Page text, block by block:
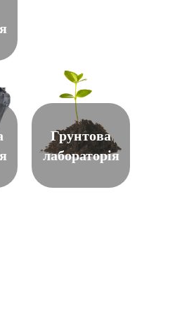
Грунтова
лабораторія